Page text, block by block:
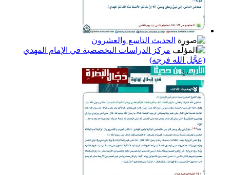
الحديث التاسع والعشرون
مركز الدراسات التخصصية في الإمام المهدي
(عجَّل الله فرجه)